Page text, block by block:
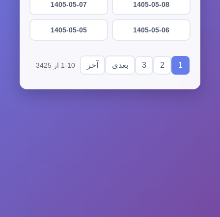
1405-05-08
1405-05-07
1405-05-06
1405-05-05
1
2
3 بعدی آخر 1-10 از 3425